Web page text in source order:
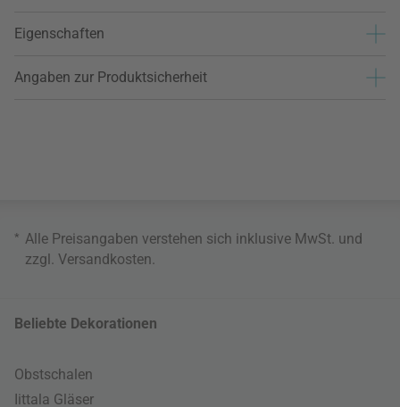
Eigenschaften
Angaben zur Produktsicherheit
* Alle Preisangaben verstehen sich inklusive MwSt. und
zzgl. Versandkosten
Beliebte Dekorationen
Obstschalen
Iittala Gläser